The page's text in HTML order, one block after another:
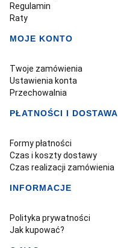
Regulamin
Raty
MOJE KONTO
Twoje zamówienia
Ustawienia konta
Przechowalnia
PŁATNOŚCI I DOSTAWA
Formy płatności
Czas i koszty dostawy
Czas realizacji zamówienia
INFORMACJE
Polityka prywatności
Jak kupować?